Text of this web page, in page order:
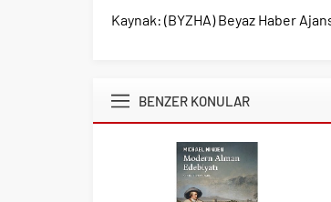
Kaynak: (BYZHA) Beyaz Haber
BENZER KONULAR